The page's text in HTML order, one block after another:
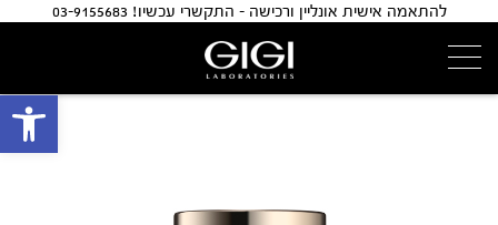
להתאמה אישית אונליין ורכישה - התקשרי עכשיו! 03-9155683